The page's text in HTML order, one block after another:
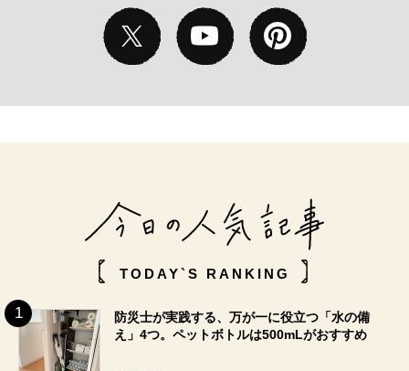
TODAY`S RANKING
防災士が実践する、万が一に役立つ「水の備
え」4つ。ペットボトルは500mLがおすすめ